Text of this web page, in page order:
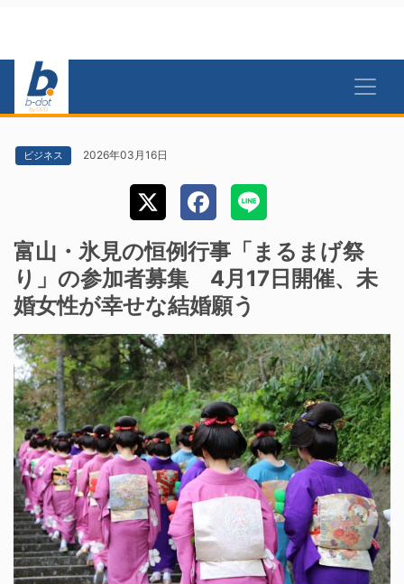
ビジネス 2026年03月16日
富山・氷見の恒例行事「まるまげ祭
り」の参加者募集 4月17日開催、未
婚女性が幸せな結婚願う